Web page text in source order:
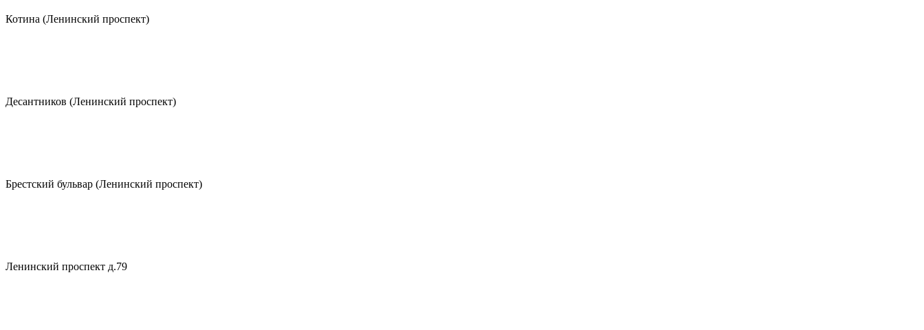
Котина (Ленинский проспект)
Десантников (Ленинский проспект)
Брестский бульвар (Ленинский проспект)
Ленинский проспект д.79